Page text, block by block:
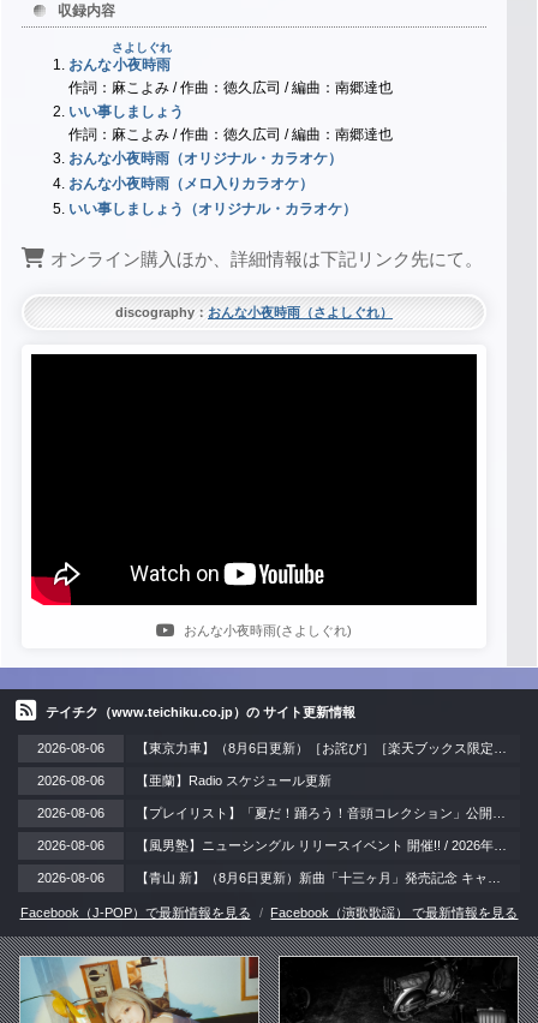
収録内容
おんな小夜時雨
さよしぐれ
作詞：麻こよみ / 作曲：徳久広司 / 編曲：南郷達也
いい事しましょう
作詞：麻こよみ / 作曲：徳久広司 / 編曲：南郷達也
おんな小夜時雨（オリジナル・カラオケ）
おんな小夜時雨（メロ入りカラオケ）
いい事しましょう（オリジナル・カラオケ）
オンライン購入ほか、詳細情報は下記リンク先にて。
discography： おんな小夜時雨（さよしぐれ）
おんな小夜時雨(さよしぐれ)
テイチク（www.teichiku.co.jp）の サイト更新情報
2026-08-06
2026-08-06 【亜蘭】Radio スケジュール更新
2026-08-06
2026-08-06
2026-08-06
Facebook（J-POP）で最新情報を見る Facebook（演歌歌謡） で最新情報を見る